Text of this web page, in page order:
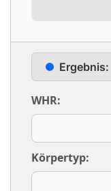
Ergebnis:
WHR:
Körpertyp: